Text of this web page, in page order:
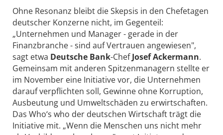
Ohne Resonanz bleibt die Skepsis in den Chefetagen
deutscher Konzerne nicht, im Gegenteil:
„Unternehmen und Manager - gerade in der
Finanzbranche - sind auf Vertrauen angewiesen",
sagt etwa Deutsche Bank-ChefJosef Ackermann.
Gemeinsam mit anderen Spitzenmanagern stellte er
im November eine Initiative vor, die Unternehmen
darauf verpflichten soll, Gewinne ohne Korruption,
Ausbeutung und Umweltschäden zu erwirtschaften.
Das Who‘s who der deutschen Wirtschaft trägt die
Initiative mit. „Wenn die Menschen uns nicht mehr